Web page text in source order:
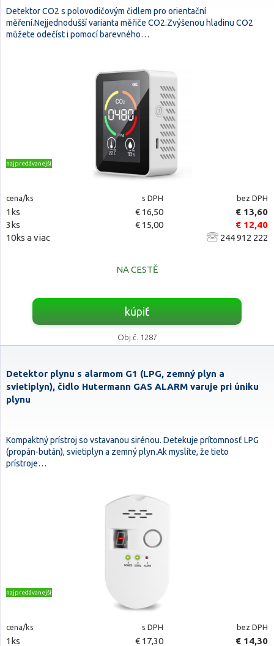
Detektor CO2 s polovodičovým čidlem pro orientační
měření.Nejjednodušší varianta měřiče CO2.Zvýšenou hladinu CO2
můžete odečíst i pomocí barevného…
najpredávanejšie
cena/ks s DPH bez DPH
1ks € 16,50
€ 13,60
3ks
€ 15,00
€ 12,40
10ks a viac
244 912 222
NA CESTĚ
kúpiť
Obj.č. 1287
Detektor plynu s alarmom G1 (LPG, zemný plyn a
svietiplyn), čidlo Hutermann GAS ALARM varuje pri úniku
plynu
Kompaktný prístroj so vstavanou sirénou. Detekuje prítomnosť LPG
(propán-bután), svietiplyn a zemný plyn.Ak myslíte, že tieto
prístroje…
najpredávanejšie
cena/ks s DPH bez DPH
1ks € 17,30 € 14,30